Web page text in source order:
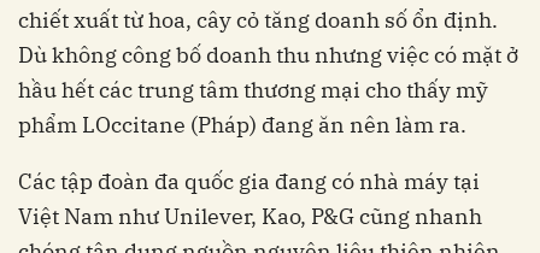
chiết xuất từ hoa, cây cỏ tăng doanh số ổn định.
Dù không công bố doanh thu nhưng việc có mặt ở
hầu hết các trung tâm thương mại cho thấy mỹ
phẩm LOccitane (Pháp) đang ăn nên làm ra.
Các tập đoàn đa quốc gia đang có nhà máy tại
Việt Nam như Unilever, Kao, P&G cũng nhanh